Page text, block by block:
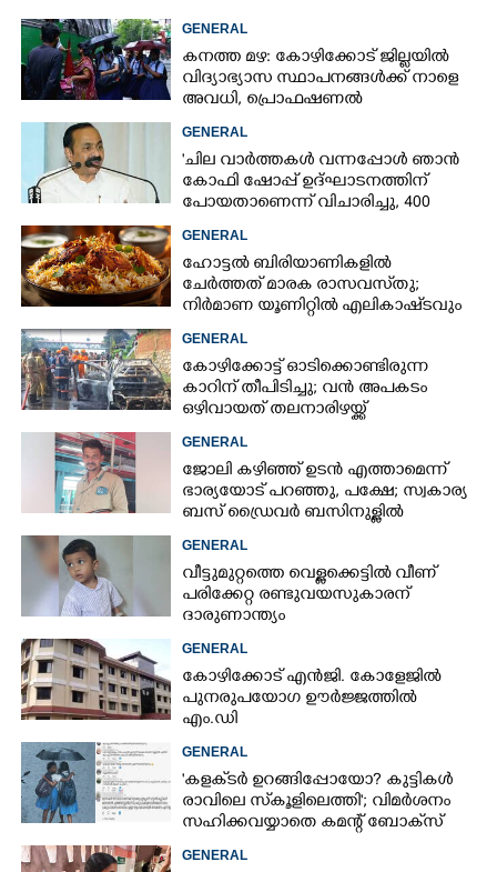
GENERAL
കനത്ത മഴ: കോഴിക്കോട് ജില്ലയിൽ
വിദ്യാഭ്യാസ സ്ഥാപനങ്ങൾക്ക് നാളെ
അവധി,​ പ്രൊഫഷണൽ
GENERAL
'ചില വാർത്തകൾ വന്നപ്പോൾ ഞാൻ
കോഫി ഷോപ്പ് ഉദ്ഘാടനത്തിന്
പോയതാണെന്ന് വിചാരിച്ചു, 400
GENERAL
ഹോട്ടൽ ബിരിയാണികളിൽ
ചേർത്തത് മാരക രാസവസ്‌തു;
നിർമാണ യൂണിറ്റിൽ എലികാഷ്‌ടവും
GENERAL
കോഴിക്കോട്ട് ഓടിക്കൊണ്ടിരുന്ന
കാറിന് തീപിടിച്ചു; വൻ അപകടം
ഒഴിവായത് തലനാരിഴയ്ക്ക്
GENERAL
ജോലി കഴിഞ്ഞ് ഉടൻ എത്താമെന്ന്
ഭാര്യയോട് പറഞ്ഞു, പക്ഷേ; സ്വകാര്യ
ബസ് ഡ്രൈവ‌ർ ബസിനുള്ളിൽ
GENERAL
വീട്ടുമുറ്റത്തെ വെള്ളക്കെട്ടിൽ വീണ്
പരിക്കേറ്റ രണ്ടുവയസുകാരന്
ദാരുണാന്ത്യം
GENERAL
കോഴിക്കോട് എൻജി. കോളേജിൽ
പുനരുപയോഗ ഊർജ്ജത്തിൽ
എം.ഡി
GENERAL
'കളക്‌ടർ ഉറങ്ങിപ്പോയോ? കുട്ടികൾ
രാവിലെ സ്‌കൂളിലെത്തി'; വിമർശനം
സഹിക്കവയ്യാതെ കമന്റ് ബോക്‌സ്
GENERAL